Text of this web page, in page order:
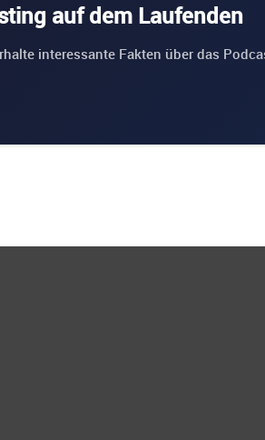
auf dem Laufenden
interessante Fakten über das